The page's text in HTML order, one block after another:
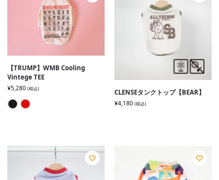
【TRUMP】WMB Cooling
Vintege TEE
¥5,280 (税込) CLENSEタンクトップ【BEAR】
¥4,180 (税込)